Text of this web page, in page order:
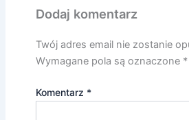
Dodaj komentarz
Twój adres email nie zostanie
Wymagane pola są oznaczone *
Komentarz *